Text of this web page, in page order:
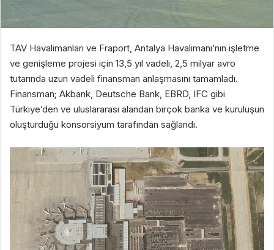
TAV Havalimanları ve Fraport, Antalya Havalimanı’nın işletme
ve genişleme projesi için 13,5 yıl vadeli, 2,5 milyar avro
tutarında uzun vadeli finansman anlaşmasını tamamladı.
Finansman; Akbank, Deutsche Bank, EBRD, IFC gibi
Türkiye’den ve uluslararası alandan birçok banka ve kuruluşun
oluşturduğu konsorsiyum tarafından sağlandı.